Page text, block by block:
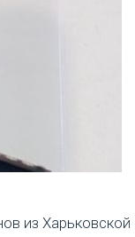
из Харьковской